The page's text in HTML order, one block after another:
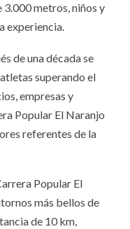
3.000 metros, niños y
experiencia.
de una década se
superando el
empresas y
Popular El Naranjo
referentes de la
Popular El
más bellos de
de 10 km,